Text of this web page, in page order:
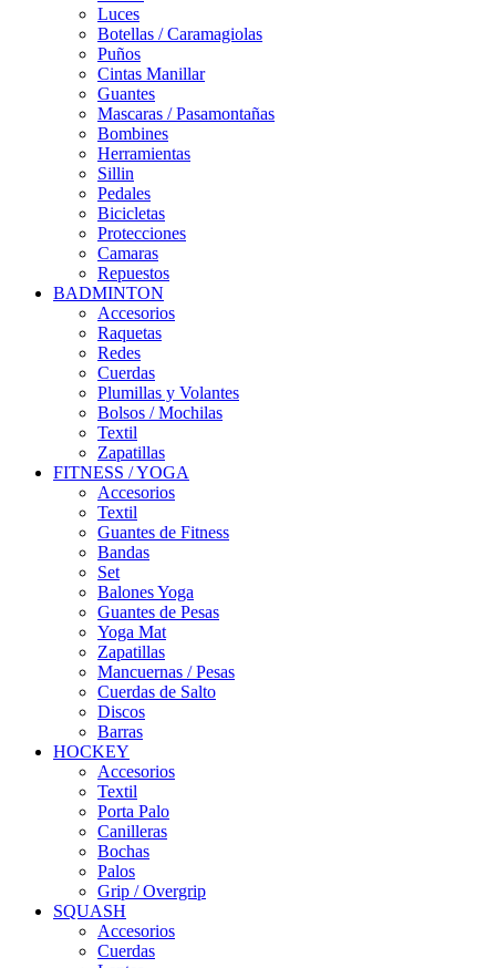
Luces
Botellas / Caramagiolas
Puños
Cintas Manillar
Guantes
Mascaras / Pasamontañas
Bombines
Herramientas
Sillin
Pedales
Bicicletas
Protecciones
Camaras
Repuestos
BADMINTON
Accesorios
Raquetas
Redes
Cuerdas
Plumillas y Volantes
Bolsos / Mochilas
Textil
Zapatillas
FITNESS / YOGA
Accesorios
Textil
Guantes de Fitness
Bandas
Set
Balones Yoga
Guantes de Pesas
Yoga Mat
Zapatillas
Mancuernas / Pesas
Cuerdas de Salto
Discos
Barras
HOCKEY
Accesorios
Textil
Porta Palo
Canilleras
Bochas
Palos
Grip / Overgrip
SQUASH
Accesorios
Cuerdas